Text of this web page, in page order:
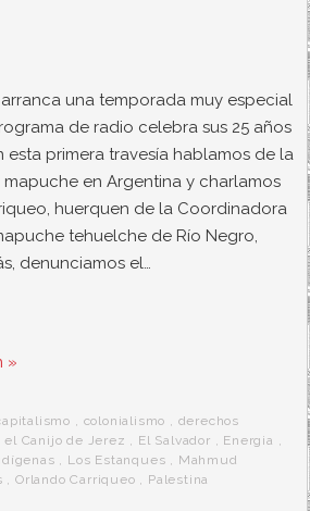
una temporada muy especial
de radio celebra sus 25 años
esta primera travesía hablamos de la
en Argentina y charlamos
huerquen de la Coordinadora
tehuelche de Río Negro,
denunciamos el…
»
, colonialismo , derechos
el Canijo de Jerez , El Salvador , Energia ,
, Los Estanques , Mahmud
,Orlando Carriqueo , Palestina